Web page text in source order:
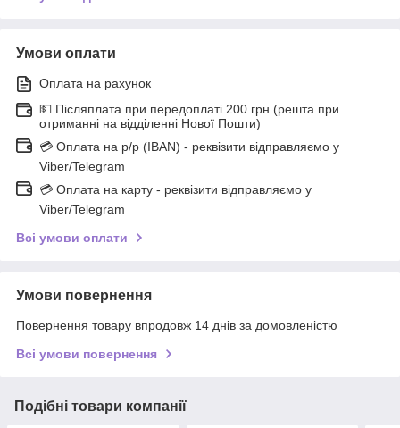
Умови оплати
Оплата на рахунок
💵 Післяплата при передоплаті 200 грн (решта при
отриманні на відділенні Нової Пошти)
💳 Оплата на р/р (IBAN) - реквізити відправляємо у
Viber/Telegram
💳 Оплата на карту - реквізити відправляємо у
Viber/Telegram
Всі умови оплати
Умови повернення
Повернення товару впродовж 14 днів за домовленістю
Всі умови повернення
Подібні товари компанії